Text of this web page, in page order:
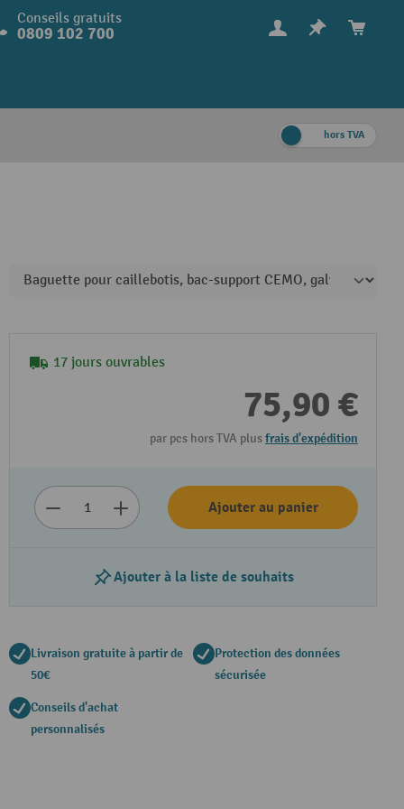
Conseils gratuits
0809 102 700
hors TVA
17 jours ouvrables
75,90 €
par pcs hors TVA plusfrais d'expédition
Ajouter au panier
Ajouter à la liste de souhaits
Livraison gratuite à partir de
50€
Protection des données
sécurisée
Conseils d'achat
personnalisés